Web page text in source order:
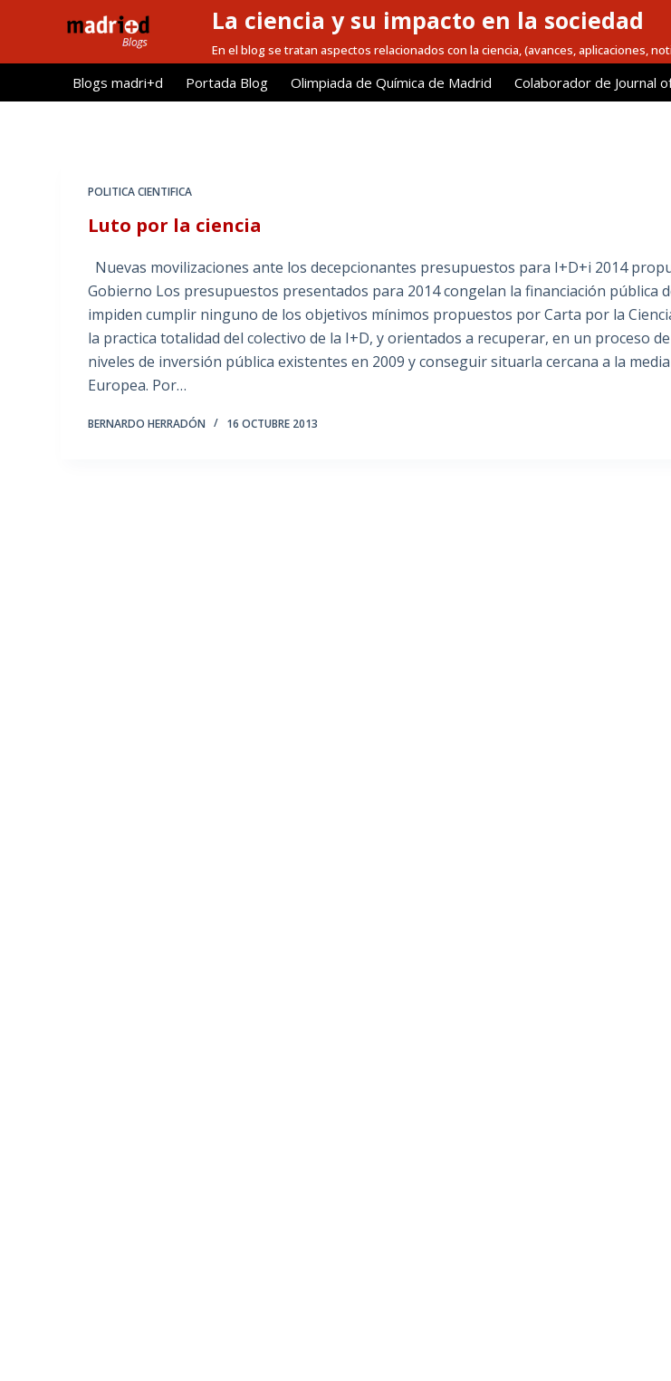
l
La ciencia y su impacto en la sociedad
En el blog se tratan aspectos relacionados con la ciencia, (avances, aplicaciones,
Blogs madri+d Portada Blog Olimpiada de Química de Madrid Colaborador de Journal
POLITICA CIENTIFICA
Luto por la ciencia
Nuevas movilizaciones ante los decepcionantes presupuestos para I+D+i 2014
Gobierno Los presupuestos presentados para 2014 congelan la financiación pública
impiden cumplir ninguno de los objetivos mínimos propuestos por Carta por la
la practica totalidad del colectivo de la I+D, y orientados a recuperar, en un proceso
niveles de inversión pública existentes en 2009 y conseguir situarla cercana a la
Europea. Por…
BERNARDO HERRADÓN 16 OCTUBRE 2013